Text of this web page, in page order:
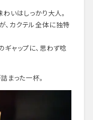
いはしっかり大人。
カクテル全体に独特
ギャップに、思わず唸
まった一杯。